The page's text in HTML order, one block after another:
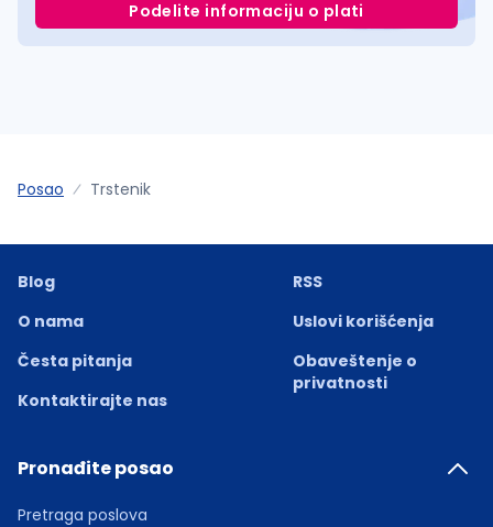
Podelite informaciju o plati
Posao Trstenik
Blog
O nama
Česta pitanja
Kontaktirajte nas
RSS
Uslovi korišćenja
Obaveštenje o
privatnosti
Pronađite posao
Pretraga poslova